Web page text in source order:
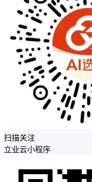
扫描关注
立业云小程序